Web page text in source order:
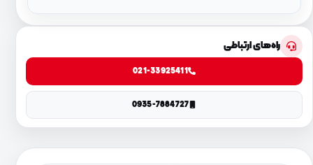
راه‌های ارتباطی
021-33925411
0935-7884727